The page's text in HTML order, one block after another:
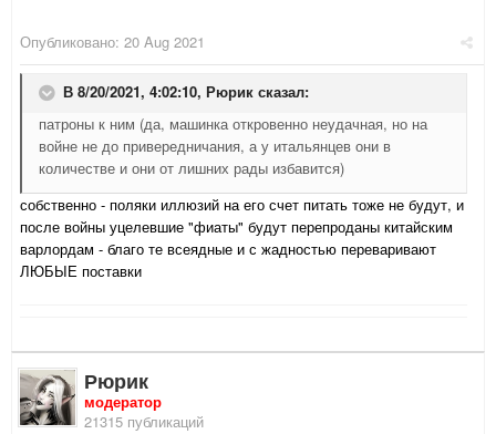
Опубликовано: 20 Aug 2021
В 8/20/2021, 4:02:10, Рюрик сказал:
патроны к ним (да, машинка откровенно неудачная, но на
войне не до привередничания, а у итальянцев они в
количестве и они от лишних рады избавится)
собственно - поляки иллюзий на его счет питать тоже не будут, и
после войны уцелевшие "фиаты" будут перепроданы китайским
варлордам - благо те всеядные и с жадностью переваривают
ЛЮБЫЕ поставки
Рюрик
модератор
21315 публикаций